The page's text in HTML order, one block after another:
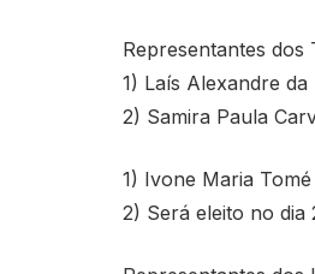
Representantes dos
1) Laís Alexandre da
2) Samira Paula
1) Ivone Maria Tomé
2) Será eleito no dia